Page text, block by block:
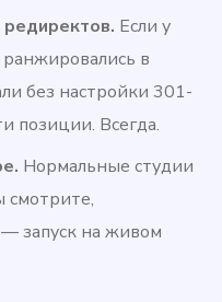
Если у
в
без настройки 301-
позиции. Всегда.
Нормальные студии
смотрите,
запуск на живом